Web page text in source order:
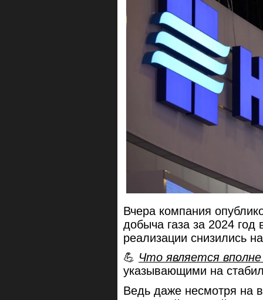
Вчера компания
добыча газа за 2024
реализации снизились
💪 Что является
указывающими на
Ведь даже несмотря на